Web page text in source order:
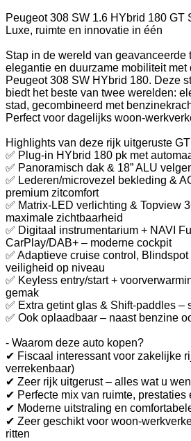
Peugeot 308 SW 1.6 HYbrid 180 GT
Luxe, ruimte en innovatie in één
Stap in de wereld van geavanceerde
elegantie en duurzame mobiliteit met
Peugeot 308 SW HYbrid 180. Deze
biedt het beste van twee werelden:
stad, gecombineerd met
Perfect voor dagelijks woon-
Highlights van deze rijk uitgeruste
✅ Plug-in HYbrid 180 pk met
✅ Panoramisch dak & 18” ALU
✅ Lederen/microvezel bekleding &
premium zitcomfort
✅ Matrix-LED verlichting & Topview
maximale zichtbaarheid
✅ Digitaal instrumentarium + NAVI
CarPlay/DAB+ – moderne cockpit
✅ Adaptieve cruise control,
veiligheid op niveau
✅ Keyless entry/start +
gemak
✅ Extra getint glas & Shift-paddles –
✅ Ook oplaadbaar – naast benzine
- Waarom deze auto kopen?
✔ Fiscaal interessant voor zakelijke
verrekenbaar)
✔ Zeer rijk uitgerust – alles wat u
✔ Perfecte mix van ruimte,
✔ Moderne uitstraling en
✔ Zeer geschikt voor woon-
ritten